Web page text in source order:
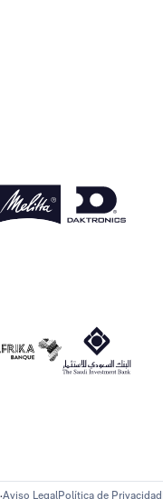
Aviso LegalPolítica de Privacidad